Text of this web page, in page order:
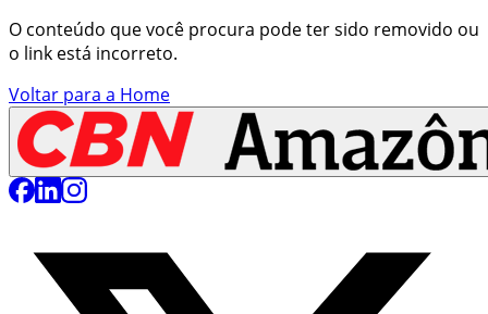
O conteúdo que você procura pode ter sido removido ou
o link está incorreto.
Voltar para a Home